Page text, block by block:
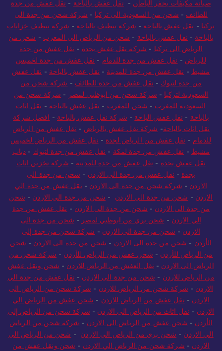
صيانة مكيفات بحفر الباطن - نقل عفش بالباحة - نقل عفش من جدة
للطائف - شحن من السعودية الى تركيا - شركة شحن من جدة الى
تركيا - نقل عفش بالباحة - شركة تنظيف بالباحة - شركة تنظيف خزانات
بالباحة - نقل عفش بالباحة - شحن من الرياض الي المغرب - شحن من
الرياض الى تركيا - شركة نقل عفش بجدة - نقل عفش من جدة
للرياض - نقل عفش من جدة للدمام - نقل عفش من جدة لخميس
مشيط - نقل عفش من جدة للمدينة - نقل عفش بالباحة - نقل عفش
من جدة لتبوك - نقل عفش من جدة للطائف - شركة شحن من
السعودية لتركيا - شركة شحن من ابوظبي لمصر - شركة شحن من
السعودية للمغرب - شحن للمغرب - نقل عفش بالباحة - نقل اثاث
بالباحة - نقل عفش الباحة - شركة نقل عفش بالباحة - افضل شركة
نقل اثاث بالباحة- شركة نقل عفش بالرياض - نقل عفش من الرياض
للدمام - نقل عفش من الرياض لجدة - نقل عفش من الرياض لخميس
مشيط - نقل عفش من جدة لمكة - نقل عفش من جدة لتبوك - دباب
نقل عفش بجدة - نقل عفش من جدة للمدينة - شركة تخزين اثاث
بجدة - نقل عفش من جدة الي الاردن - شحن من جدة الى
الاردن - شركة شحن من جدة الى الاردن - نقل عفش من جدة الي
الاردن - شحن من جدة الى الاردن - شحن من جدة الى الاردن - شحن
من جدة الى الاردن - شحن من جدة الى الاردن - نقل عفش من جدة
الي الاردن - شحن بري من ابوظبي لمصر - شحن من جدة الى
الاردن - شحن من جدة الى الاردن - شركة شحن من جدة إلى
الأردن - شحن من جدة الى الاردن - شحن من جدة الى الاردن - شحن
من الرياض للأردن - شحن عفش من الرياض للأردن - شركة شحن من
الرياض الى الاردن - نقل العفش من الرياض للاردن - شحن ونقل عفش
من الرياض للاردن - شحن من جدة الى الاردن - نقل عفش من جدة الي
الاردن - شركة شحن من الرياض للاردن - شركة شحن من الرياض الى
الاردن - نقل عفش من الرياض للاردن - شحن عفش من الرياض الي
الاردن - نقل اثاث من الرياض الى الاردن - شركة شحن من الرياض إلى
الأردن - شحن عفش من الرياض الى الاردن - شركة شحن من الرياض
الي الاردن - شحن بري من الرياض الى الاردن - شحن من الرياض الى
الاردن - شركة شحن من الرياض الي الاردن - شحن ونقل عفش من